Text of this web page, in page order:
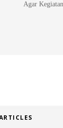
Agar